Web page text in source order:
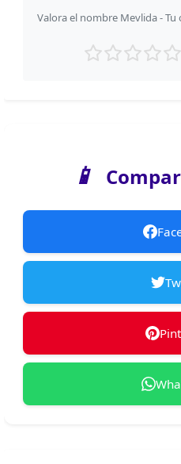
Valora el nombre Mevlida -
📱